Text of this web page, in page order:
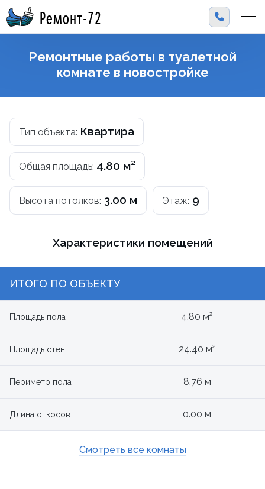
Ремонт-72
Ремонтные работы в туалетной
комнате в новостройке
Тип объекта: Квартира
Общая площадь: 4.80 м²
Высота потолков: 3.00 м Этаж: 9
Характеристики помещений
ИТОГО ПО ОБЪЕКТУ
Площадь пола 4.80 м²
Площадь стен 24.40 м²
Периметр пола 8.76 м
Длина откосов 0.00 м
Смотреть все комнаты